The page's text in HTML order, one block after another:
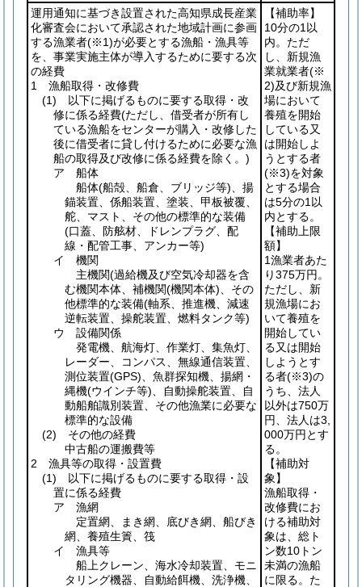
運用通知に基づき設置された高知県成長産業
化審査会において承認された地域計画に参画
する漁業者(※1)が必要とする漁船・漁具等
を、事業実施主体が導入するために要する次
の経費
1 漁船取得・改修費
(1) 以下に掲げるものに要する取得・改
修に係る経費(ただし、借受者が所有し
ている漁船をセンターが購入・改修した
後に借受者に貸し付けるために必要な漁
船の取得及び改修に係る経費を除く。)
ア 船体
船体(船殻、船倉、ブリッジ等) 、揚
錨装置、係船装置、塗装、甲板被覆、
舵、マスト、その他の標準的な装備
(口蓋、防舷材、ドレンプラグ、配
線・配管工事、アンカー等)
イ 機関
主機関(過給機及び空気冷却器を含
む機関本体、補機関(機関本体) 、その
他標準的な装備(軸系、推進機、減速
逆転装置、操舵装置、燃料タンク等)
ウ 設備関係
発電機、航海灯、作業灯、集魚灯、
レーダー、コンパス、無線通信装置、
測位装置(GPS) 、魚群探知機、揚網・
縄機(ウインチ等) 、自動操舵装置、自
動船舶識別装置、その他漁業に必要な
標準的な設備
(2) その他の経費
中古船の運搬費等
2 漁具等の取得・設置費
(1) 以下に掲げるものに要する取得・設
置に係る経費
ア 漁網
定置網、まき網、底びき網、船びき
網、養殖生簀、筏
イ 漁具等
船上クレーン、海水冷却装置、モニ
タリング機器、自動給餌機、洗浄機、
【補助率】
10分の1以
内。ただ
し、新規漁
業就業者(※
2)及び新規漁
場において
養殖を開始
している又
は開始しよ
うとする者
(※3)を対象
とする場合
は5分の1以
内とする。
【補助上限
額】
1漁業者あた
り375万円。
ただし、新
規漁場にお
いて養殖を
開始してい
る又は開始
しようとす
る者(※3)の
うち、法人
以外は750万
円、法人は3,
000万円とす
る。
【補助対
象】
漁船取得・
改修費にお
ける補助対
象は、総ト
ン数10トン
未満の漁船
に限る。た